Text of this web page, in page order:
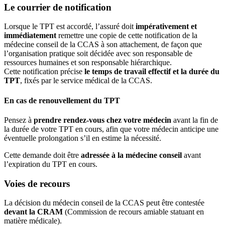
Le courrier de notification
Lorsque le TPT est accordé, l’assuré doit impérativement et
immédiatement remettre une copie de cette notification de la
médecine conseil de la CCAS à son attachement, de façon que
l’organisation pratique soit décidée avec son responsable de
ressources humaines et son responsable hiérarchique.
Cette notification précise le temps de travail effectif et la durée du
TPT, fixés par le service médical de la CCAS.
En cas de renouvellement du TPT
Pensez à prendre rendez-vous chez votre médecin avant la fin de
la durée de votre TPT en cours, afin que votre médecin anticipe une
éventuelle prolongation s’il en estime la nécessité.
Cette demande doit être adressée à la médecine conseil avant
l’expiration du TPT en cours.
Voies de recours
La décision du médecin conseil de la CCAS peut être contestée
devant la CRAM (Commission de recours amiable statuant en
matière médicale).